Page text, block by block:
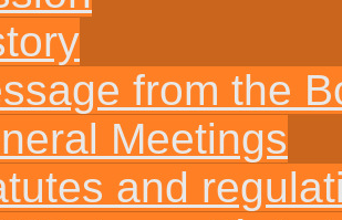
from the
Meetings
and